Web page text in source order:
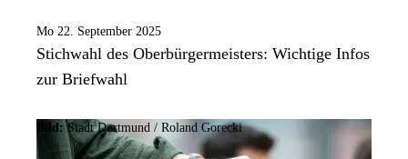
Mo 22. September 2025
Stichwahl des Oberbürgermeisters: Wichtige Infos
zur Briefwahl
Bild:Stadt Dortmund / Roland Gorecki